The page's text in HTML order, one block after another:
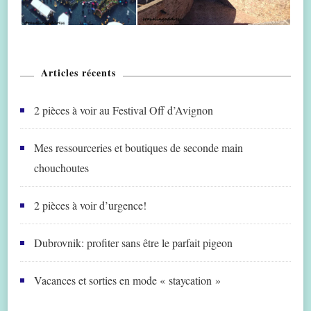
Articles récents
2 pièces à voir au Festival Off d’Avignon
Mes ressourceries et boutiques de seconde main
chouchoutes
2 pièces à voir d’urgence!
Dubrovnik: profiter sans être le parfait pigeon
Vacances et sorties en mode « staycation »